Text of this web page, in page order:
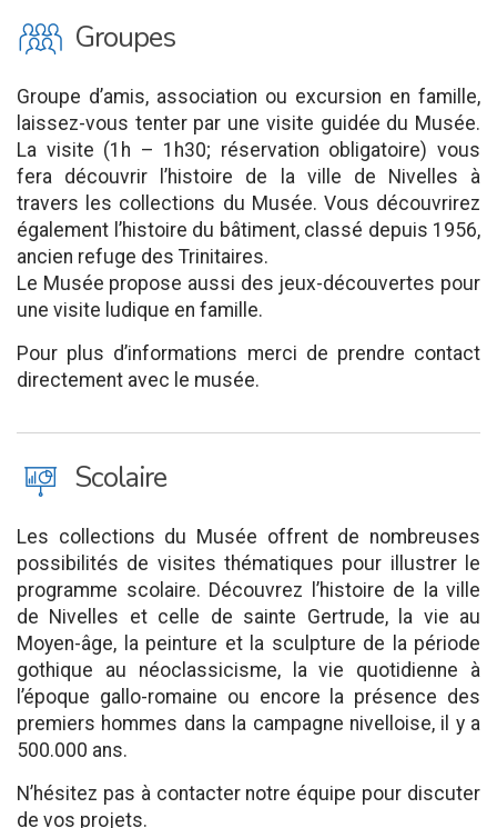
O Groupes
Groupe d’amis, association ou excursion en famille,
laissez-vous tenter par une visite guidée du Musée.
La visite (1h – 1h30; réservation obligatoire) vous
fera découvrir l’histoire de la ville de Nivelles à
travers les collections du Musée. Vous découvrirez
également l’histoire du bâtiment, classé depuis 1956,
ancien refuge des Trinitaires.
Le Musée propose aussi des jeux-découvertes pour
une visite ludique en famille.
Pour plus d’informations merci de prendre contact
directement avec le musée.
J Scolaire
Les collections du Musée offrent de nombreuses
possibilités de visites thématiques pour illustrer le
programme scolaire. Découvrez l’histoire de la ville
de Nivelles et celle de sainte Gertrude, la vie au
Moyen-âge, la peinture et la sculpture de la période
gothique au néoclassicisme, la vie quotidienne à
l’époque gallo-romaine ou encore la présence des
premiers hommes dans la campagne nivelloise, il y a
500.000 ans.
N’hésitez pas à contacter notre équipe pour discuter
de vos projets.